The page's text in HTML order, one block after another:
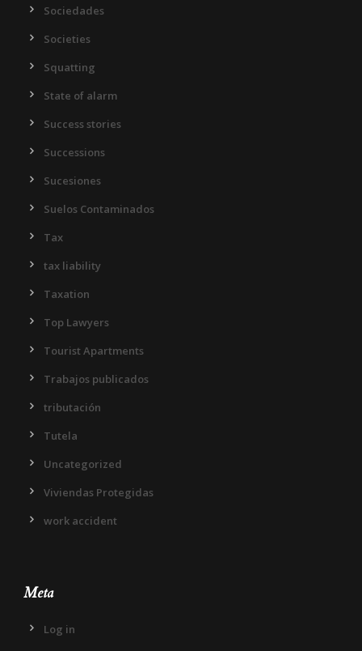
Sociedades
Societies
Squatting
State of alarm
Success stories
Successions
Sucesiones
Suelos Contaminados
Tax
tax liability
Taxation
Top Lawyers
Tourist Apartments
Trabajos publicados
tributación
Tutela
Uncategorized
Viviendas Protegidas
work accident
Meta
Log in